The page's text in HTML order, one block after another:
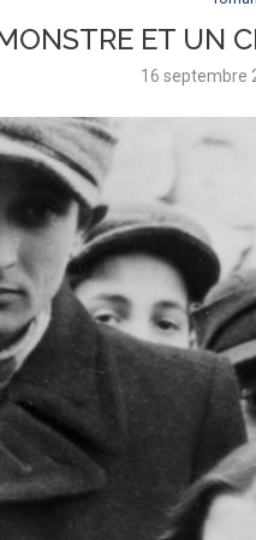
ET UN
16 septembre